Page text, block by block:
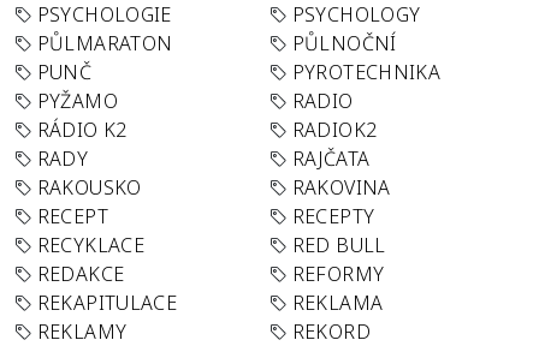
PSYCHOLOGIE
PSYCHOLOGY
PŮLMARATON
PŮLNOČNÍ
PUNČ
PYROTECHNIKA
PYŽAMO
RADIO
RÁDIO K2
RADIOK2
RADY
RAJČATA
RAKOUSKO
RAKOVINA
RECEPT
RECEPTY
RECYKLACE
RED BULL
REDAKCE
REFORMY
REKAPITULACE
REKLAMA
REKLAMY
REKORD